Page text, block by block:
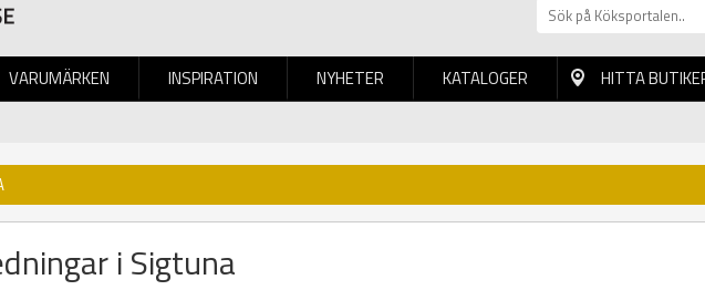
VARUMÄRKEN INSPIRATION NYHETER
BILDGALLERI KATALOGER HITTA
i Sigtuna